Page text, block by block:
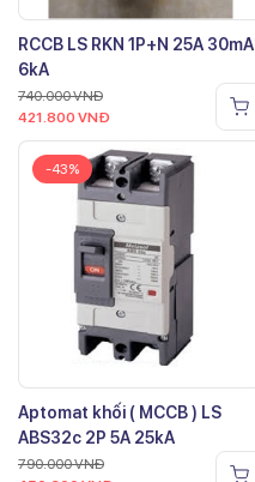
RCCB LS RKN 1P+N 25A 30mA
6kA
740.000VNĐ
421.800 VNĐ
-43%
Aptomat khối ( MCCB ) LS
ABS32c 2P 5A 25kA
790.000VNĐ